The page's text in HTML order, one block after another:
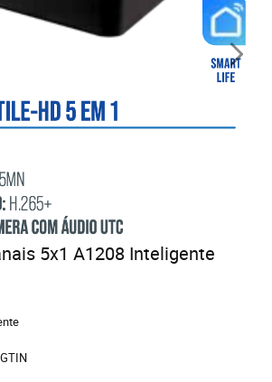
5x1 A1208 Inteligente